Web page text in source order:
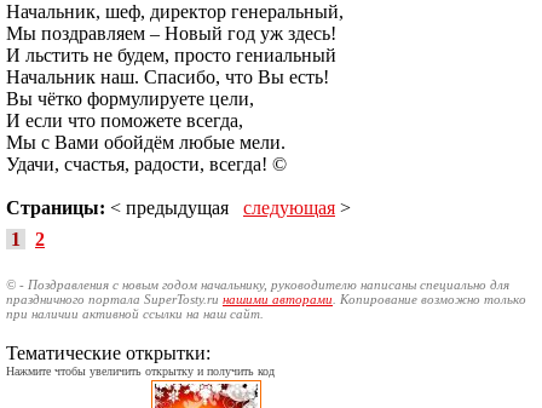
Начальник, шеф, директор генеральный,
Мы поздравляем – Новый год уж здесь!
И льстить не будем, просто гениальный
Начальник наш. Спасибо, что Вы есть!
Вы чётко формулируете цели,
И если что поможете всегда,
Мы с Вами обойдём любые мели.
Удачи, счастья, радости, всегда! ©
Страницы: < предыдущая следующая >
1
2
© - Поздравления с новым годом начальнику, руководителю написаны специально для
праздничного портала SuperTosty.ru нашими авторами . Копирование возможно только
при наличии активной ссылки на наш сайт.
Тематические открытки:
Нажмите чтобы увеличить открытку и получить код